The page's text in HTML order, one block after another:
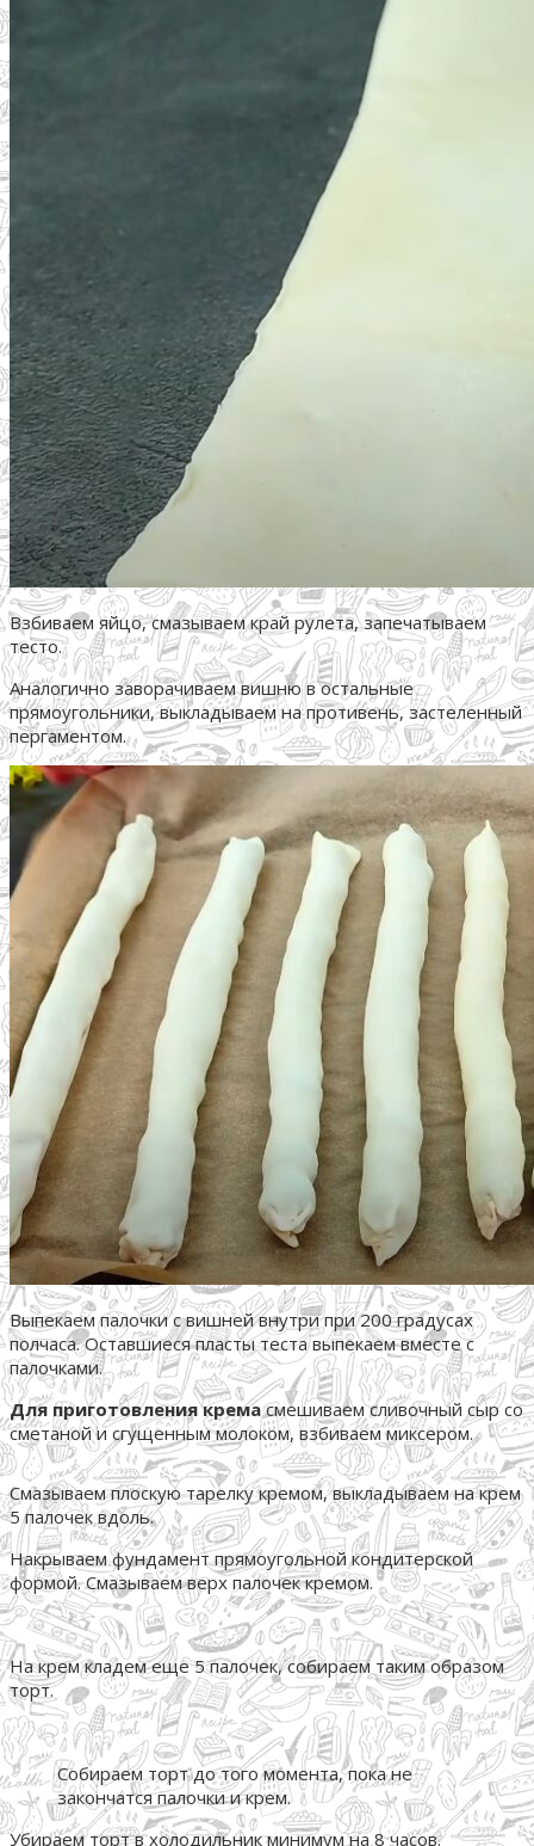
Взбиваем яйцо, смазываем край рулета, запечатываем
тесто.
Аналогично заворачиваем вишню в остальные
прямоугольники, выкладываем на противень, застеленный
пергаментом.
Выпекаем палочки с вишней внутри при 200 градусах
полчаса. Оставшиеся пласты теста выпекаем вместе с
палочками.
Для приготовления кремасмешиваем сливочный сыр со
сметаной и сгущенным молоком, взбиваем миксером.
Смазываем плоскую тарелку кремом, выкладываем на крем
5 палочек вдоль.
Накрываем фундамент прямоугольной кондитерской
формой. Смазываем верх палочек кремом.
На крем кладем еще 5 палочек, собираем таким образом
торт.
Собираем торт до того момента, пока не
закончатся палочки и крем.
Убираем торт в холодильник минимум на 8 часов.